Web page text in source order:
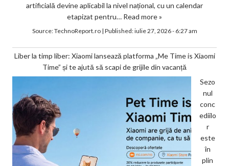
artificială devine aplicabil la nivel național, cu un calendar
etapizat pentru… Read more »
Source:TechnoReport.ro| Published:iulie 27, 2026 - 6:27 am
Liber la timp liber: Xiaomi lansează platforma „Me Time is Xiaomi
Time” și te ajută să scapi de grijile din vacanță
Sezo
nul
conc
ediilo
r
este
în
plin